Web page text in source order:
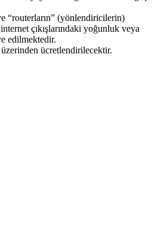
“routerların” (yönlendiricilerin)
çıkışlarındaki yoğunluk veya
edilmektedir.
ücretlendirilecektir.